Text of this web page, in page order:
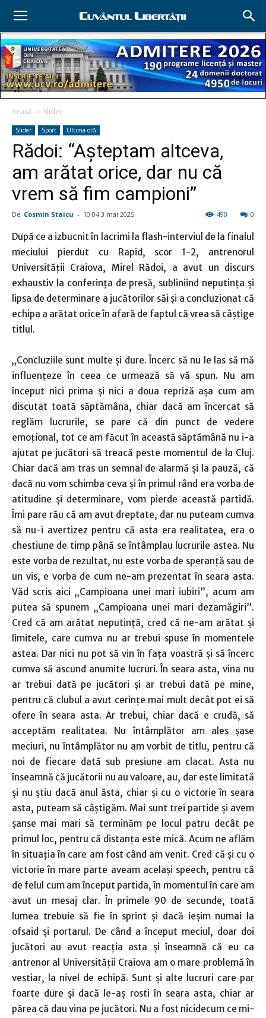
Acasă Slider
Slider Sport Ultima oră
Rădoi: “Aşteptam altceva,
am arătat orice, dar nu că
vrem să fim campioni”
De Cosmin Staicu - 10:04 3 mai 2025 0
490
După ce a izbucnit în lacrimi la flash-interviul de la finalul
meciului pierdut cu Rapid, scor 1-2, antrenorul
Universităţii Craiova, Mirel Rădoi, a avut un discurs
exhaustiv la conferinţa de presă, subliniind neputinţa şi
lipsa de determinare a jucătorilor săi şi a concluzionat că
echipa a arătat orice în afară de faptul că vrea să câştige
titlul.
„Concluziile sunt multe și dure. Încerc să nu le las să mă
influențeze în ceea ce urmează să vă spun. Nu am
început nici prima și nici a doua repriză așa cum am
discutat toată săptămâna, chiar dacă am încercat să
reglăm lucrurile, se pare că din punct de vedere
emoțional, tot ce am făcut în această săptămână nu i-a
ajutat pe jucători să treacă peste momentul de la Cluj.
Chiar dacă am tras un semnal de alarmă și la pauză, că
dacă nu vom schimba ceva și în primul rând era vorba de
atitudine și determinare, vom pierde această partidă.
Îmi pare rău că am avut dreptate, dar nu puteam cumva
să nu-i avertizez pentru că asta era realitatea, era o
chestiune de timp până se întâmplau lucrurile astea. Nu
este vorba de rezultat, nu este vorba de speranță sau de
un vis, e vorba de cum ne-am prezentat în seara asta.
Văd scris aici „Campioana unei mari iubiri”, acum am
putea să spunem „Campioana unei mari dezamăgiri”.
Cred că am arătat neputință, cred că ne-am arătat și
limitele, care cumva nu ar trebui spuse în momentele
astea. Dar nici nu pot să vin în fața voastră și să încerc
cumva să ascund anumite lucruri. În seara asta, vina nu
ar trebui dată pe jucători și ar trebui dată pe mine,
pentru că clubul a avut cerințe mai mult decât pot ei să
ofere în seara asta. Ar trebui, chiar dacă e crudă, să
acceptăm realitatea. Nu întâmplător am ales șase
meciuri, nu întâmplător nu am vorbit de titlu, pentru că
noi de fiecare dată sub presiune am clacat. Asta nu
înseamnă că jucătorii nu au valoare, au, dar este limitată
și nu știu dacă anul ăsta, chiar și cu o victorie în seara
asta, puteam să câștigăm. Mai sunt trei partide și avem
șanse mai mari să terminăm pe locul patru decât pe
primul loc, pentru că distanța este mică. Acum ne aflăm
în situația în care am fost când am venit. Cred că și cu o
victorie în mare parte aveam același speech, pentru că
de felul cum am început partida, în momentul în care am
avut un mesaj clar. În primele 90 de secunde, toată
lumea trebuie să fie în sprint și dacă ieșim numai la
ofsaid și portarul. De când a început meciul, doar doi
jucători au avut reacția asta și înseamnă că eu ca
antrenor al Universității Craiova am o mare problemă în
vestiar, la nivel de echipă. Sunt și alte lucruri care par
foarte dure și dacă le-aș rosti în seara asta, chiar ar
părea că dau vina pe jucători. Nu a fost nicidecum ce mi-